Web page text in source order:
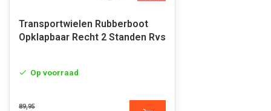
Transportwielen Rubberboot
Opklapbaar Recht 2 Standen Rvs
Op voorraad
89,95